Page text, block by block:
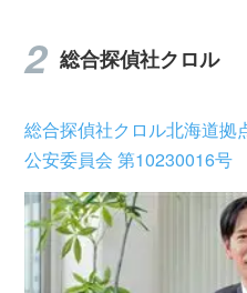
総合探偵社クロル
総合探偵社クロル北海道
公安委員会 第10230016号